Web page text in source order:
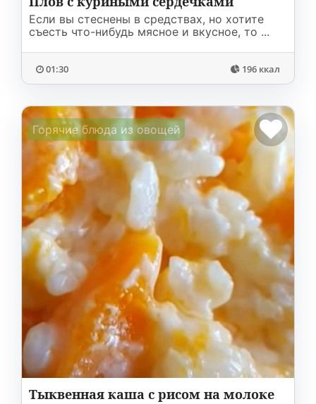
Если вы стеснены в средствах, но хотите
съесть что-нибудь мясное и вкусное, то ...
01:30 196 ккал
Горячие блюда из овощей
Тыквенная каша с рисом на молоке